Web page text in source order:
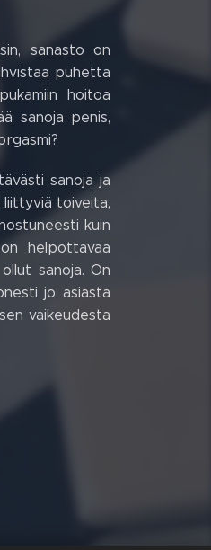
sanasto on
puhetta
hoitoa
sanoja penis,
sanoja ja
liittyviä toiveita,
kuin
helpottavaa
sanoja. On
jo asiasta
vaikeudesta